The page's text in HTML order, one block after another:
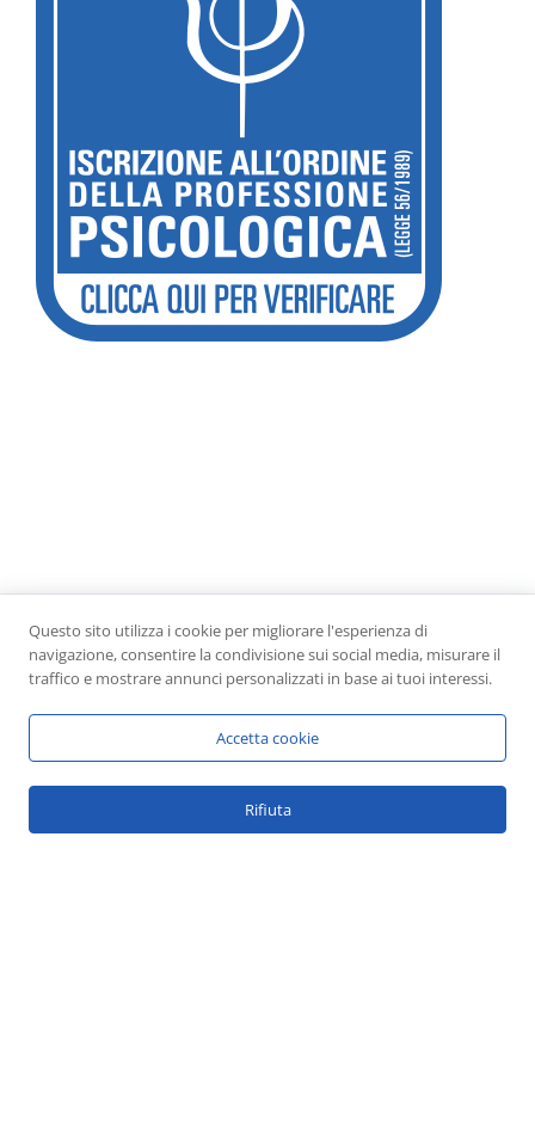
Psicologo iscritto all'albo e verificato
da
© 2026 Dott.ssa Chiara Rotunno | P.IVA: 04543130613
|Privacy Policy|Cookie Policy
1
Questo sito utilizza i cookie per migliorare l'esperienza di
navigazione, consentire la condivisione sui social media, misurare il
traffico e mostrare annunci personalizzati in base ai tuoi interessi.
Accetta cookie
Rifiuta